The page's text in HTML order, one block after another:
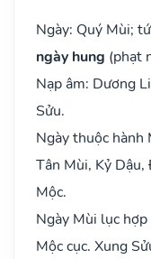
Ngày: Quý Mùi;
ngày hung (phạt
Nạp âm: Dương
Sửu.
Ngày thuộc hành
Tân Mùi, Kỷ
Mộc.
Ngày Mùi lục
Mộc cục. Xung